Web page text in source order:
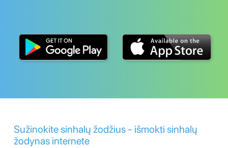
Sužinokite sinhalų žodžius - išmokti sinhalų
žodynas internete